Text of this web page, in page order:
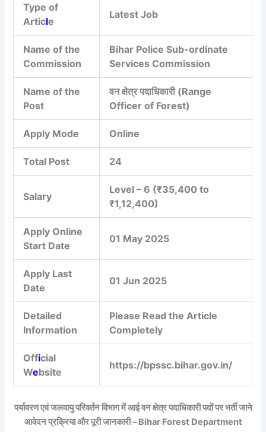
Type of
Article
Latest Job
Name of the
Commission
Bihar Police Sub-ordinate
Services Commission
Name of the
Post
वन क्षेत्र पदाधिकारी (Range
Officer of Forest)
Apply Mode Online
Total Post 24
Salary
Level – 6 (₹35,400 to
₹1,12,400)
Apply Online
Start Date
01 May 2025
Apply Last
Date
01 Jun 2025
Detailed
Information
Please Read the Article
Completely
Official
Website
https://bpssc.bihar.gov.in/
पर्यावरण एवं जलवायु परिवर्तन विभाग में आई वन क्षेत्र पदाधिकारी पदों पर भर्ती जाने
आवेदन प्रक्रिया और पूरी जानकारी – Bihar Forest Department